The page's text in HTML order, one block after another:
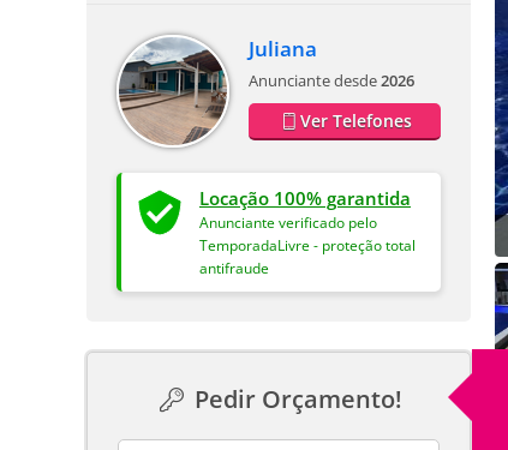
Juliana
Anunciante desde2026
Ver Telefones
Locação 100% garantida
Anunciante verificado pelo
TemporadaLivre - proteção total
antifraude
Pedir Orçamento!